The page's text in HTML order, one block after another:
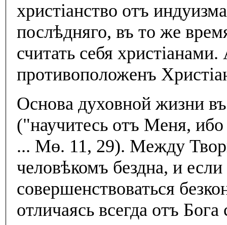
христiанство отъ
послѣдняго, въ то же
считать себя
противоположенъ
Основа духовной жизни
("научитесь отъ Меня,
... Мө. 11, 29). Между
человѣкомъ бездна, и
совершенствоваться
отличаясь всегда отъ